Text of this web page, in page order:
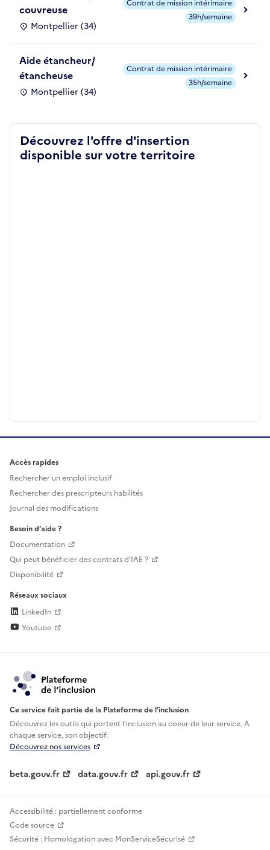
couvreuse
Montpellier (34)
Contrat de mission intérimaire
39h/semaine
Aide étancheur/
étancheuse
Montpellier (34)
Contrat de mission intérimaire
35h/semaine
Découvrez l'offre d'insertion
disponible sur votre territoire
Accès rapides
Rechercher un emploi inclusif
Rechercher des prescripteurs habilités
Journal des modifications
Besoin d'aide ?
Documentation
Qui peut bénéficier des contrats d'IAE ?
Disponibilité
Réseaux sociaux
LinkedIn
Youtube
Ce service fait partie de la Plateforme de l’inclusion
Découvrez les outils qui portent l'inclusion aucoeur de leur service. A
chaque service, son objectif.
Découvrez nos services
beta.gouv.fr data.gouv.fr api.gouv.fr
Accessibilité : partiellement conforme
Code source
Sécurité : Homologation avec MonServiceSécurisé